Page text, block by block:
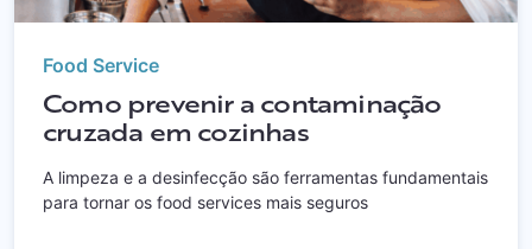
Food Service
Como prevenir a contaminação
cruzada em cozinhas
A limpeza e a desinfecção são ferramentas fundamentais
para tornar os food services mais seguros